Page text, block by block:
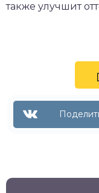
также улучшит